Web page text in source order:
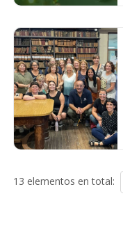
13 elementos en total: